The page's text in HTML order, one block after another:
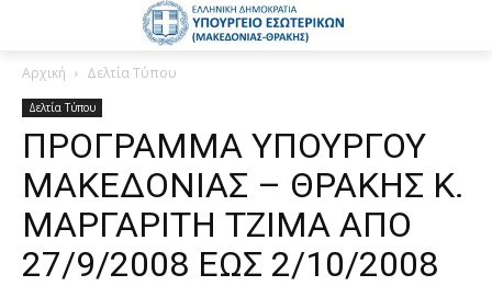
Αρχική Δελτία Τύπου
Δελτία Τύπου
ΠΡΟΓΡΑΜΜΑ ΥΠΟΥΡΓΟΥ
ΜΑΚΕΔΟΝΙΑΣ – ΘΡΑΚΗΣ Κ.
ΜΑΡΓΑΡΙΤΗ ΤΖΙΜΑ ΑΠΟ
27/9/2008 ΕΩΣ 2/10/2008